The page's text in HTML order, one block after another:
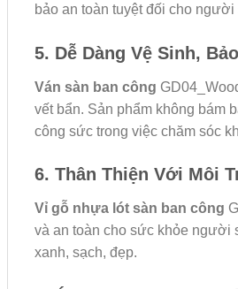
bảo an toàn tuyệt đối cho
5. Dễ Dàng Vệ Sinh,
Ván sàn ban công
vết bẩn. Sản phẩm không bám
công sức trong việc chăm sóc
6. Thân Thiện Với Môi
Vỉ gỗ nhựa lót sàn ban công
và an toàn cho sức khỏe người
xanh, sạch, đẹp.